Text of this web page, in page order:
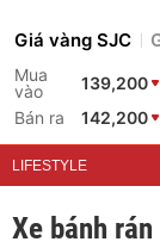
Giá vàng SJC
Mua
vào
139,200
Bán ra
142,200
LIFESTYLE
Xe bánh